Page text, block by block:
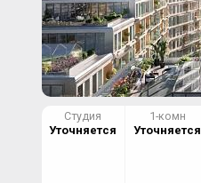
Студия
Уточняется
1-комн
Уточняется